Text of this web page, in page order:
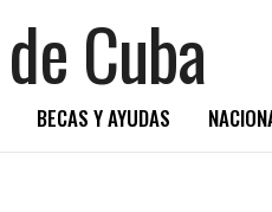
BECAS Y AYUDAS